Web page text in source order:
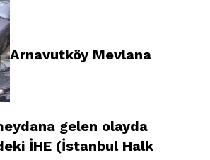
Arnavutköy Mevlana
gelen olayda
İHE (İstanbul Halk